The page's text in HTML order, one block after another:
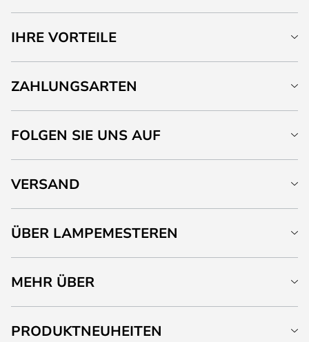
IHRE VORTEILE
ZAHLUNGSARTEN
FOLGEN SIE UNS AUF
VERSAND
ÜBER LAMPEMESTEREN
MEHR ÜBER
PRODUKTNEUHEITEN